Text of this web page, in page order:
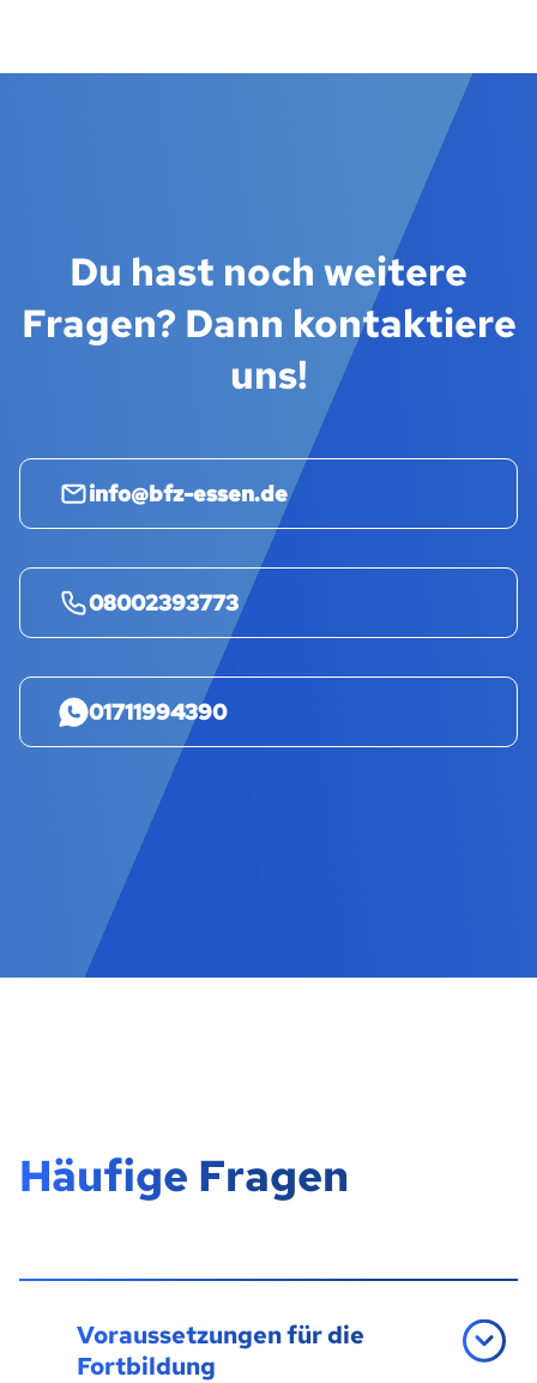
Du hast noch weitere
Fragen? Dann kontaktiere
uns!
info@bfz-essen.de
08002393773
01711994390
Häufige Fragen
Voraussetzungen für die
Fortbildung